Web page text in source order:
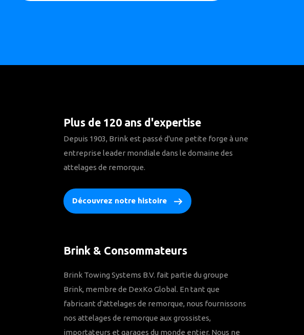
Plus de 120 ans d'expertise
Depuis 1903, Brink est passé d'une petite forge à une
entreprise leader mondiale dans le domaine des
attelages de remorque.
Découvrez notre histoire
Brink & Consommateurs
Brink Towing Systems B.V. fait partie du groupe
Brink, membre de DexKo Global. En tant que
fabricant d'attelages de remorque, nous fournissons
nos attelages de remorque aux grossistes,
importateurs et garages du monde entier. Nous ne